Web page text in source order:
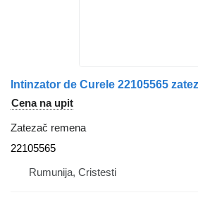
Cena na upit
Zatezač remena
22105565
Rumunija, Cristesti